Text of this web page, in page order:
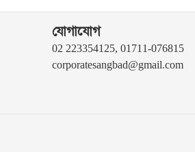
যোগাযোগ
02 223354125, 01711-076815
corporatesangbad@gmail.com